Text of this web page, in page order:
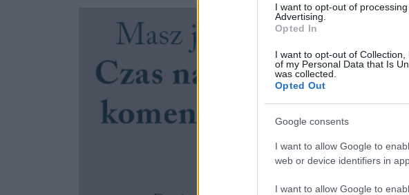
I want to opt-out of
Advertising.
Opted In
I want to opt-out of
of my Personal Data that Is
was collected.
Opted Out
Google consents
I want to allow Google to
web or device identifiers in
I want to allow Google to